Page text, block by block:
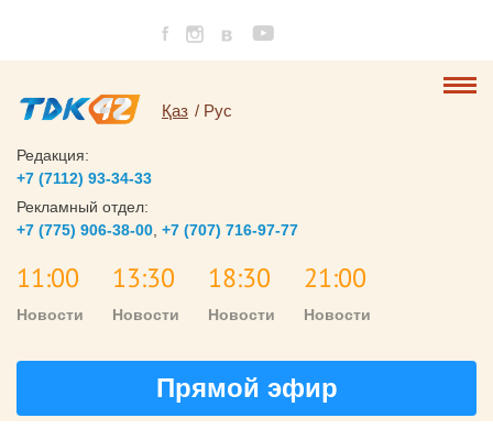
Қаз Рус
Редакция:
+7 (7112) 93-34-33
Рекламный отдел:
+7 (775) 906-38-00 +7 (707) 716-97-77
11:00
Новости
13:30
Новости
18:30
Новости
21:00
Новости
Прямой эфир